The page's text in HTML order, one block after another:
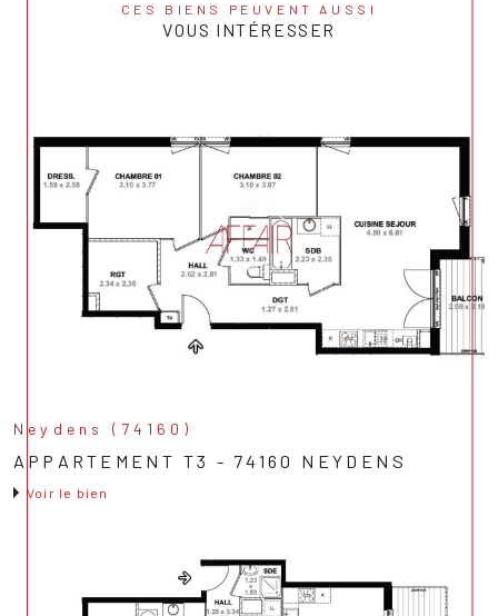
CES BIENS PEUVENT AUSSI
VOUS INTÉRESSER
Neydens (74160)
APPARTEMENT T3 - 74160 NEYDENS
Voir le bien